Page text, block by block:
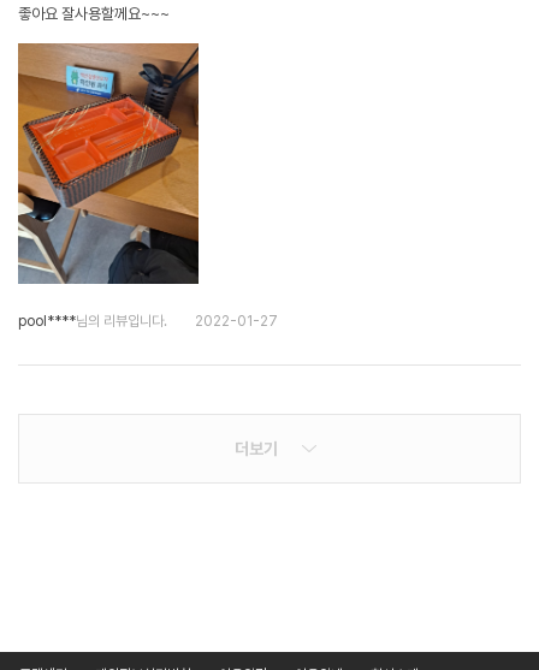
좋아요 잘사용할께요~~~
pool****님의 리뷰입니다. 2022-01-27
더보기